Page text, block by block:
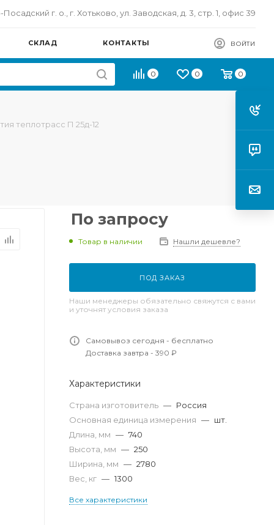
г. о., г. Хотьково, ул. Заводская, д. 3, стр. 1, офис 39
СКЛАД КОНТАКТЫ ВОЙТИ
0 0 0
теплотрасс П 25д-12
По запросу
Товар в наличии Нашли дешевле?
ПОД ЗАКАЗ
Наши менеджеры обязательно свяжутся с вами
и уточнят условия заказа
Самовывоз сегодня - бесплатно
Доставка завтра - 390 ₽
Характеристики
Страна изготовитель — Россия
Основная единица измерения — шт.
Длина, мм — 740
Высота, мм — 250
Ширина, мм — 2780
Вес, кг — 1300
Все характеристики